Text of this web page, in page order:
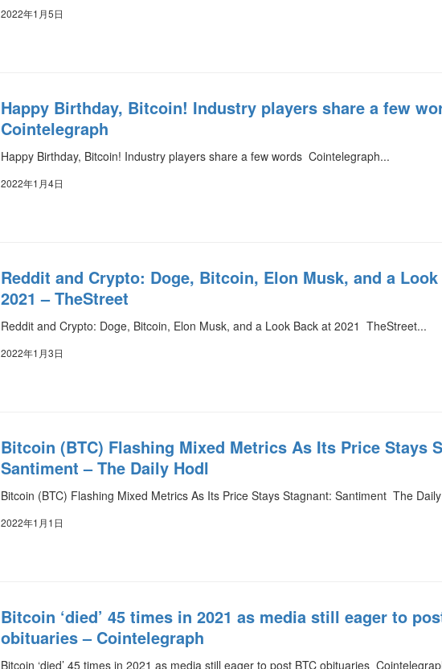
2022年1月5日
Happy Birthday, Bitcoin! Industry players share a few
Cointelegraph
Happy Birthday, Bitcoin! Industry players share a few words Cointelegraph...
2022年1月4日
Reddit and Crypto: Doge, Bitcoin, Elon Musk, and a
2021 – TheStreet
Reddit and Crypto: Doge, Bitcoin, Elon Musk, and a Look Back at 2021 TheStreet...
2022年1月3日
Bitcoin (BTC) Flashing Mixed Metrics As Its Price Stays
Santiment – The Daily Hodl
Bitcoin (BTC) Flashing Mixed Metrics As Its Price Stays Stagnant: Santiment The
2022年1月1日
Bitcoin ‘died’ 45 times in 2021 as media still eager to
obituaries – Cointelegraph
Bitcoin ‘died’ 45 times in 2021 as media still eager to post BTC obituaries